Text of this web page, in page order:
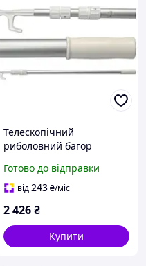
Телескопічний
риболовний багор
лову з гаком з поліаміду
довжина 115-285 см
Готово до відправки
від243₴/міс
2 426₴
Купити